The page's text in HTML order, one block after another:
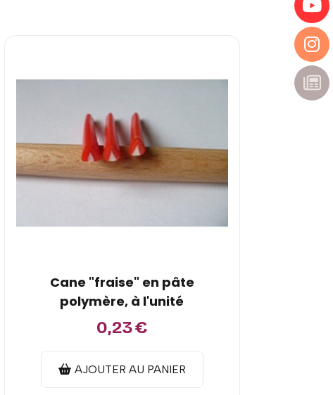
Cane "fraise" en pâte
polymère, à l'unité
0,23€
AJOUTER AU PANIER